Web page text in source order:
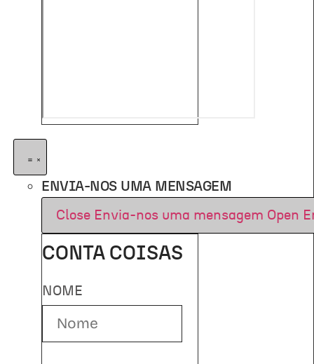
ENVIA-NOS UMA MENSAGEM
Close Envia-nos uma mensagem Open
CONTA COISAS
NOME